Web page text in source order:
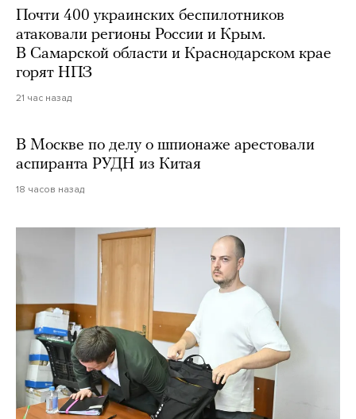
Почти 400 украинских беспилотников
атаковали регионы России и Крым.
В Самарской области и Краснодарском крае
горят НПЗ
21 час назад
В Москве по делу о шпионаже арестовали
аспиранта РУДН из Китая
18 часов назад